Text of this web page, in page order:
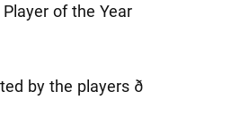
Player of the Year
by the players ð